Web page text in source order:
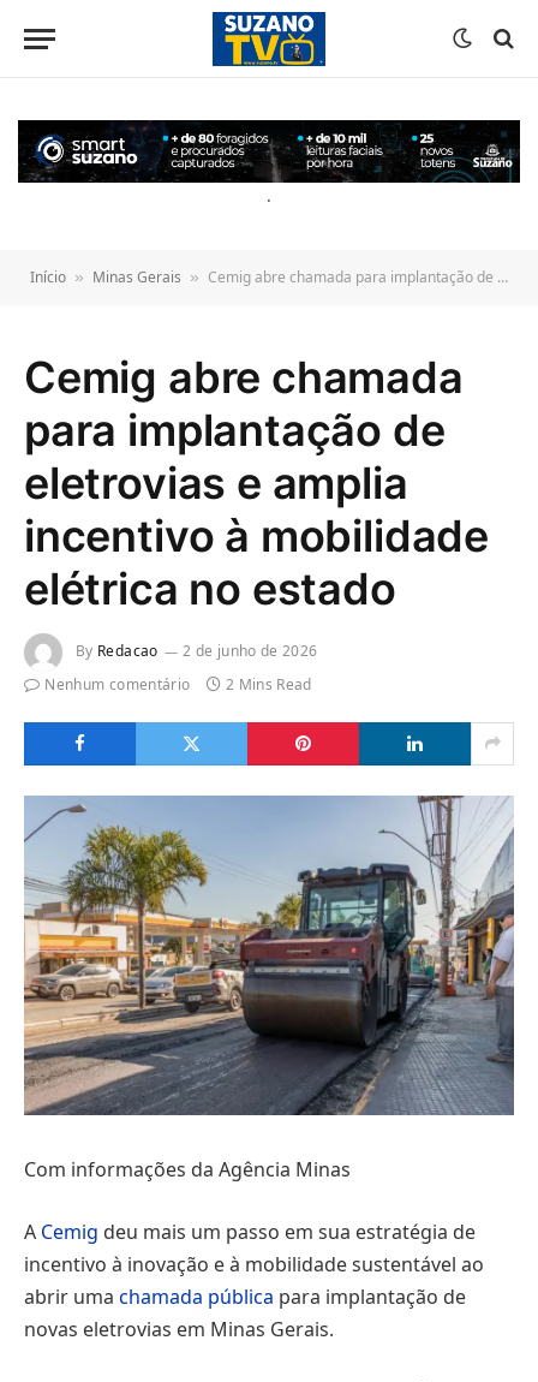
conteúdo
.
Início » Minas Gerais » Cemig abre chamada para implantação de eletrovias e amplia incentivo à mobilidade elétrica no estado
Cemig abre chamada
para implantação de
eletrovias e amplia
incentivo à mobilidade
elétrica no estado
By Redacao
2 de junho de 2026
Nenhum comentário
2 Mins Read
Com informações da Agência Minas
A Cemig deu mais um passo em sua estratégia de
incentivo à inovação e à mobilidade sustentável ao
abrir uma chamada pública para implantação de
novas eletrovias em Minas Gerais.